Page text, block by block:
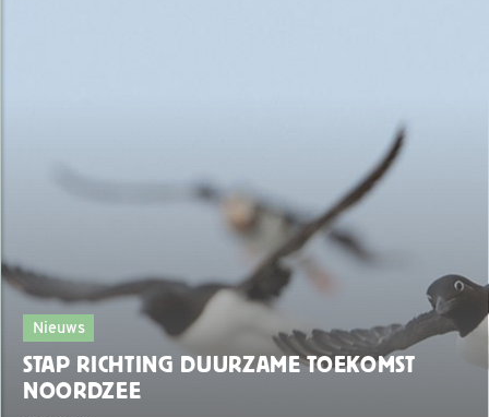
Nieuws
STAP RICHTING DUURZAME TOEKOMST
NOORDZEE